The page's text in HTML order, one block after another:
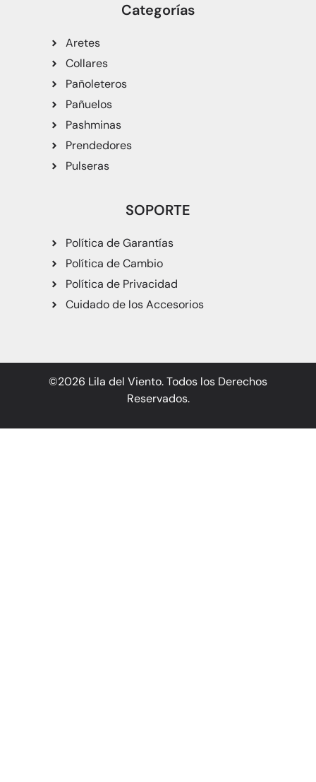
Categorías
Aretes
Collares
Pañoleteros
Pañuelos
Pashminas
Prendedores
Pulseras
SOPORTE
Política de Garantías
Política de Cambio
Política de Privacidad
Cuidado de los Accesorios
©2026 Lila del Viento. Todos los Derechos
Reservados.